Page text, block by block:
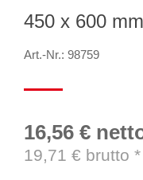
450 x 600
Art.-Nr.: 98759
16,56 €
19,71 € brutto *